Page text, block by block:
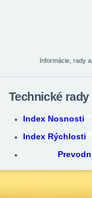
Informácie, rady
Technické rady
Index Nosnosti
Index Rýchlosti